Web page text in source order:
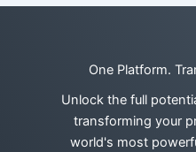
One Platform.
Unlock the full
transforming your
world's most